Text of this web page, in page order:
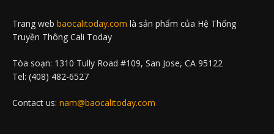
Trang web baocalitoday.com là sản phẩm của Hệ Thống
Truyền Thông Cali Today
Tòa soạn: 1310 Tully Road #109, San Jose, CA 95122
Tel: (408) 482-6527
Contact us: nam@baocalitoday.com